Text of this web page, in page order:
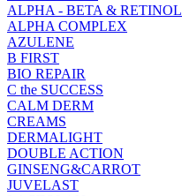
ALPHA - BETA & RETINOL
ALPHA COMPLEX
AZULENE
B FIRST
BIO REPAIR
C the SUCCESS
CALM DERM
CREAMS
DERMALIGHT
DOUBLE ACTION
GINSENG&CARROT
JUVELAST